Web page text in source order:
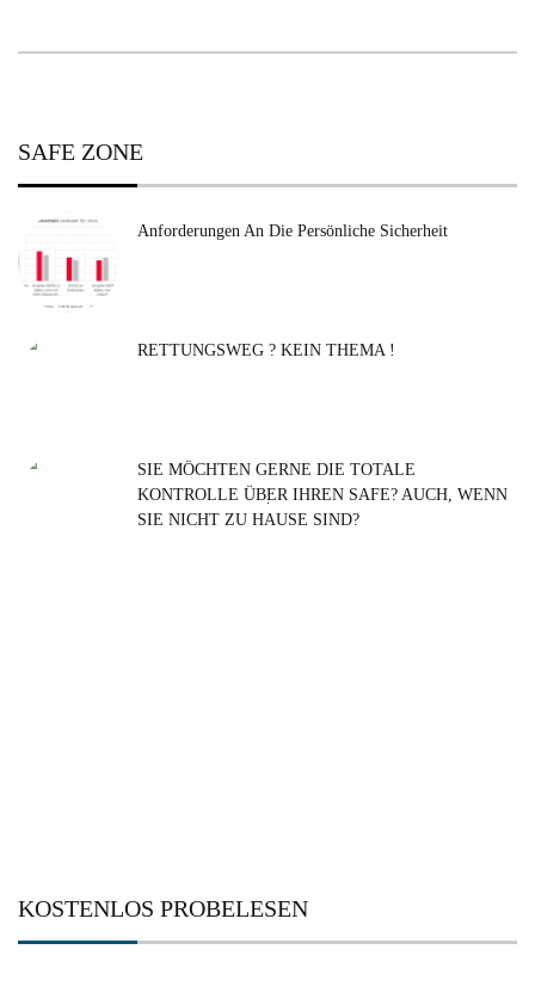
Suchen
SAFE ZONE
Anforderungen An Die Persönliche Sicherheit
RETTUNGSWEG ? KEIN THEMA !
SIE MÖCHTEN GERNE DIE TOTALE
KONTROLLE ÜBER IHREN SAFE? AUCH, WENN
SIE NICHT ZU HAUSE SIND?
KOSTENLOS PROBELESEN